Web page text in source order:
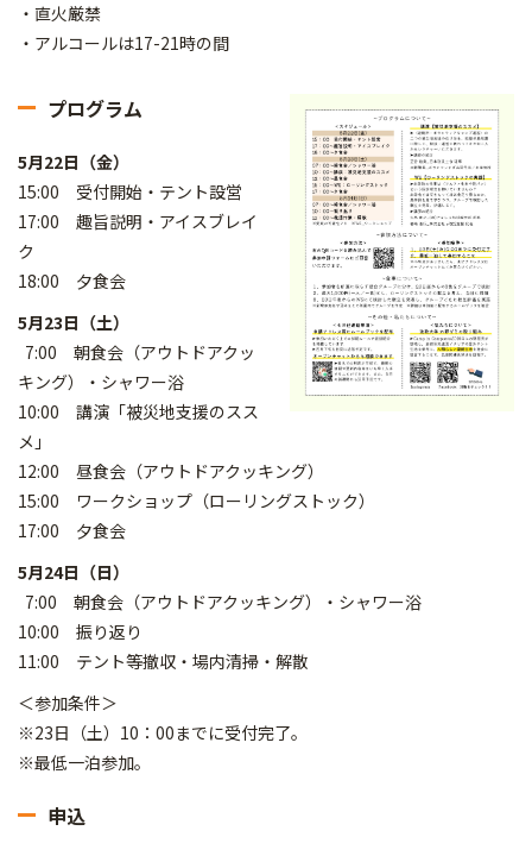
・直火厳禁
・アルコールは17-21時の間
プログラム
5月22日（金）
15:00 受付開始・テント設営
17:00 趣旨説明・アイスブレイ
ク
18:00 夕食会
5月23日（土）
7:00 朝食会（アウトドアクッ
キング）・シャワー浴
10:00 講演「被災地支援のスス
メ」
12:00 昼食会（アウトドアクッキング）
15:00 ワークショップ（ローリングストック）
17:00 夕食会
5月24日（日）
7:00 朝食会（アウトドアクッキング）・シャワー浴
10:00 振り返り
11:00 テント等撤収・場内清掃・解散
＜参加条件＞
※23日（土）10：00までに受付完了。
※最低一泊参加。
申込